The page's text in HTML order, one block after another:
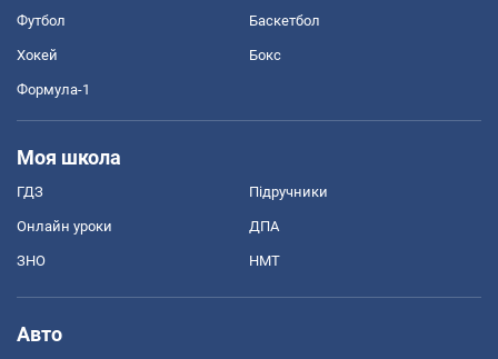
Футбол Баскетбол
Хокей Бокс
Формула-1
Моя школа
ГДЗ Підручники
Онлайн уроки ДПА
ЗНО НМТ
Авто